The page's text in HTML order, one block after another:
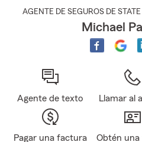
AGENTE DE SEGUROS DE
Michael
Agente de texto Llamar al
Pagar una factura
Obtén